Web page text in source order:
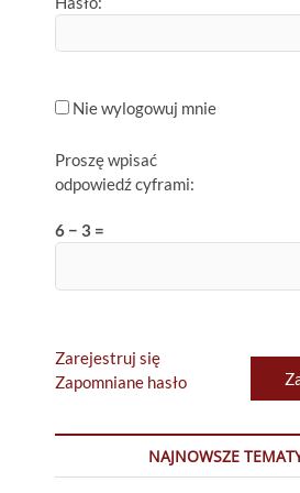
Nie wylogowuj mnie
Proszę wpisać
odpowiedź cyframi:
6 − 3 =
Zarejestruj się
Zapomniane hasło
NAJNOWSZE